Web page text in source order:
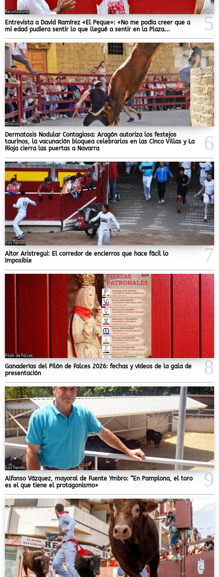
Recortadores
Entrevista a David Ramírez «El Peque»: «No me podía creer que a
mi edad pudiera sentir lo que llegué a sentir en la Plaza...
Noticias
Dermatosis Nodular Contagiosa: Aragón autoriza los festejos
taurinos, la vacunación bloquea celebrarlos en las Cinco Villas y La
Rioja cierra las puertas a Navarra
San Fermín
Aitor Aristregui: El corredor de encierros que hace fácil lo
imposible
Pilón de Falces
Ganaderías del Pilón de Falces 2026: fechas y vídeos de la gala de
presentación
San Fermín
Alfonso Vázquez, mayoral de Fuente Ymbro: “En Pamplona, el toro
es el que tiene el protagonismo»